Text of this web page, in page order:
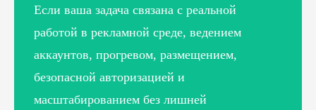
Если ваша задача связана с реальной
работой в рекламной среде, ведением
аккаунтов, прогревом, размещением,
безопасной авторизацией и
масштабированием без лишней